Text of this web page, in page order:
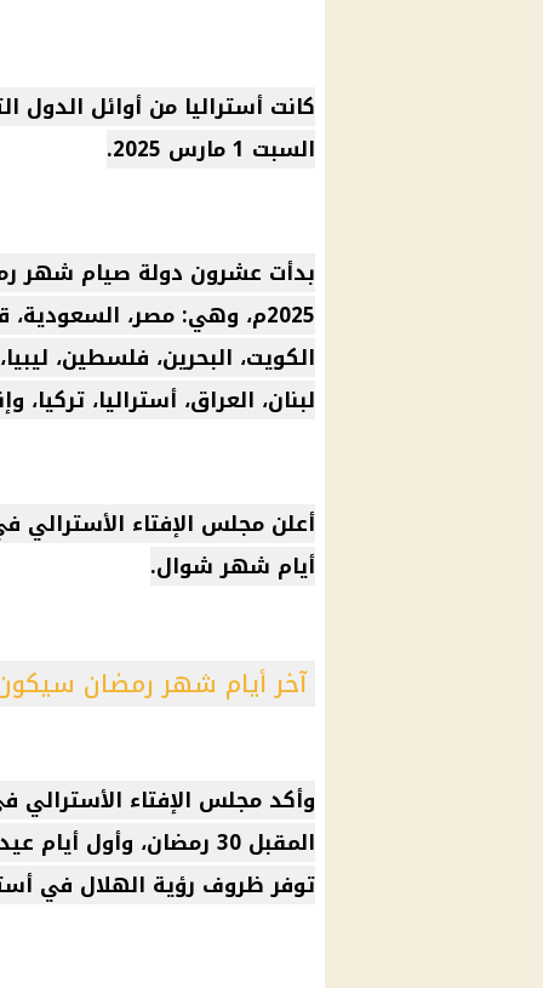
السبت 1 مارس 2025.
2025م، وهي: مصر،
الكويت، البحرين، فلسطين،
لبنان، العراق، أستراليا، تركيا،
أعلن مجلس الإفتاء
أيام شهر شوال.
آخر أيام شهر رمضان سيكون الأحد المقبل
وأكد مجلس الإفتاء
توفر ظروف رؤية الهلال في